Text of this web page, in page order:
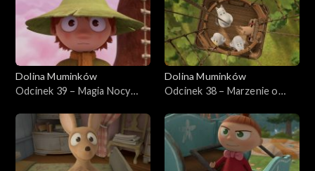
Dolina Muminków
Odcinek 39 – Magia Nocy
Dolina Muminków
Odcinek 38 – Marzenie o